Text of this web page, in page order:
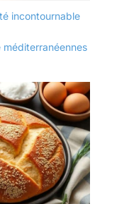
incontournable
méditerranéennes